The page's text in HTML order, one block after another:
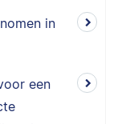
in
een